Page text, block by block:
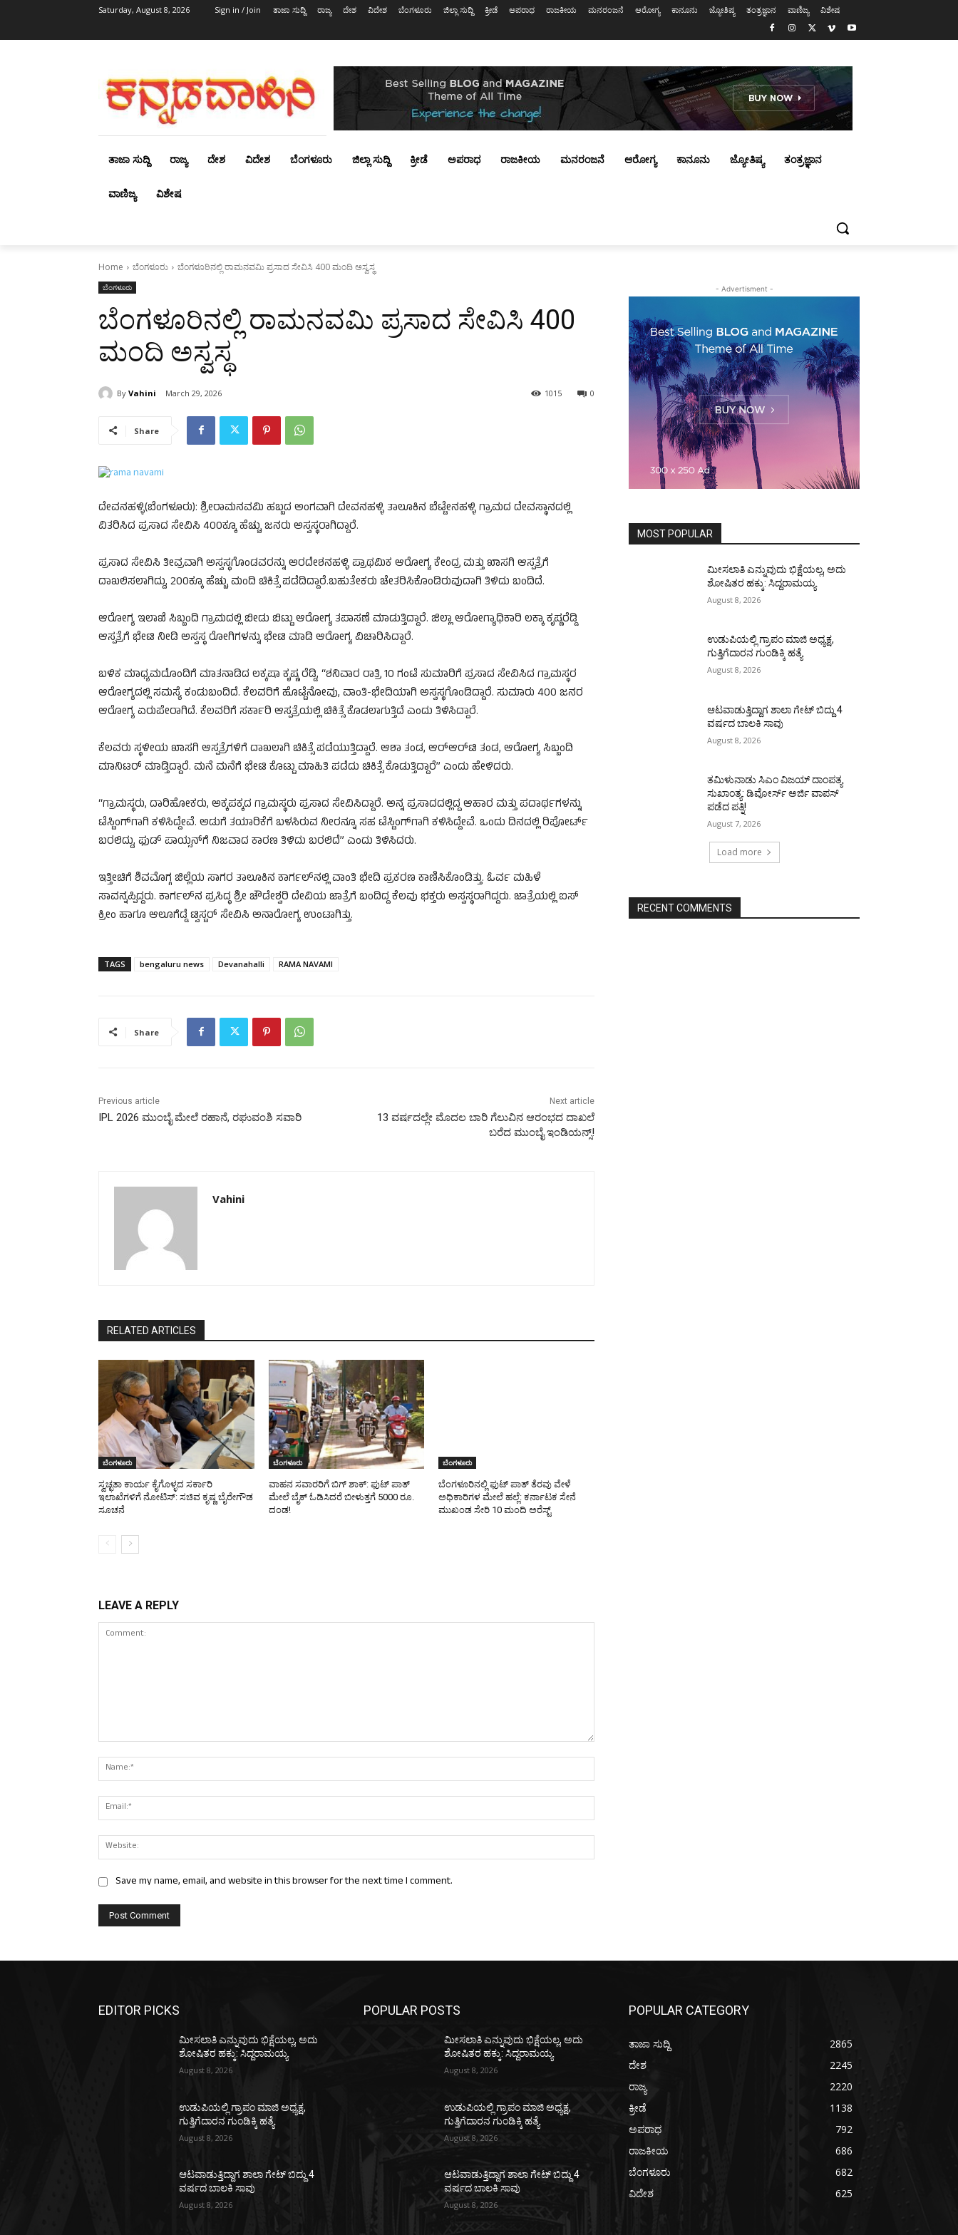
Saturday, August 8, 2026 Sign in / Join ತಾಜಾ ಸುದ್ದಿ ರಾಜ್ಯ ದೇಶ ವಿದೇಶ ಬೆಂಗಳೂರು ಜಿಲ್ಲಾ ಸುದ್ದಿ ಕ್ರೀಡೆ ಅಪರಾಧ ರಾಜಕೀಯ ಮನರಂಜನೆ ಆರೋಗ್ಯ ಕಾನೂನು ಜ್ಯೋತಿಷ್ಯ ತಂತ್ರಜ್ಞಾನ ವಾಣಿಜ್ಯ ವಿಶೇಷ
ತಾಜಾ ಸುದ್ದಿ ರಾಜ್ಯ ದೇಶ ವಿದೇಶ ಬೆಂಗಳೂರು ಜಿಲ್ಲಾ ಸುದ್ದಿ ಕ್ರೀಡೆ ಅಪರಾಧ ರಾಜಕೀಯ ಮನರಂಜನೆ ಆರೋಗ್ಯ ಕಾನೂನು ಜ್ಯೋತಿಷ್ಯ ತಂತ್ರಜ್ಞಾನ
ವಾಣಿಜ್ಯ ವಿಶೇಷ
Home ಬೆಂಗಳೂರು ಬೆಂಗಳೂರಿನಲ್ಲಿ ರಾಮನವಮಿ ಪ್ರಸಾದ ಸೇವಿಸಿ 400 ಮಂದಿ ಅಸ್ವಸ್ಥ
ಬೆಂಗಳೂರು
ಬೆಂಗಳೂರಿನಲ್ಲಿ ರಾಮನವಮಿ ಪ್ರಸಾದ ಸೇವಿಸಿ 400
ಮಂದಿ ಅಸ್ವಸ್ಥ
By Vahini March 29, 2026 0
1015
Share
ದೇವನಹಳ್ಳಿ(ಬೆಂಗಳೂರು): ಶ್ರೀರಾಮನವಮಿ ಹಬ್ಬದ ಅಂಗವಾಗಿ ದೇವನಹಳ್ಳಿ ತಾಲೂಕಿನ ಬೆಟ್ಟೇನಹಳ್ಳಿ ಗ್ರಾಮದ ದೇವಸ್ಥಾನದಲ್ಲಿ
ವಿತರಿಸಿದ ಪ್ರಸಾದ ಸೇವಿಸಿ 400ಕ್ಕೂ ಹೆಚ್ಚು ಜನರು ಅಸ್ವಸ್ಥರಾಗಿದ್ದಾರೆ.
ಪ್ರಸಾದ ಸೇವಿಸಿ ತೀವ್ರವಾಗಿ ಅಸ್ವಸ್ಥಗೊಂಡವರನ್ನು ಅರದೇಶನಹಳ್ಳಿ ಪ್ರಾಥಮಿಕ ಆರೋಗ್ಯ ಕೇಂದ್ರ ಮತ್ತು ಖಾಸಗಿ ಆಸ್ಪತ್ರೆಗೆ
ದಾಖಲಿಸಲಾಗಿದ್ದು, 200ಕ್ಕೂ ಹೆಚ್ಚು ಮಂದಿ ಚಿಕಿತ್ಸೆ ಪಡೆದಿದ್ದಾರೆ.ಬಹುತೇಕರು ಚೇತರಿಸಿಕೊಂಡಿರುವುದಾಗಿ ತಿಳಿದು ಬಂದಿದೆ.
ಆರೋಗ್ಯ ಇಲಾಖೆ ಸಿಬ್ಬಂದಿ ಗ್ರಾಮದಲ್ಲಿ ಬೀಡು ಬಿಟ್ಟು ಆರೋಗ್ಯ ತಪಾಸಣೆ ಮಾಡುತ್ತಿದ್ದಾರೆ. ಜಿಲ್ಲಾ ಆರೋಗ್ಯಾಧಿಕಾರಿ ಲಕ್ಕಾ ಕೃಷ್ಣರೆಡ್ಡಿ
ಆಸ್ಪತ್ರೆಗೆ ಭೇಟಿ ನೀಡಿ ಅಸ್ವಸ್ಥ ರೋಗಿಗಳನ್ನು ಭೇಟಿ ಮಾಡಿ ಆರೋಗ್ಯ ವಿಚಾರಿಸಿದ್ದಾರೆ.
ಬಳಿಕ ಮಾಧ್ಯಮದೊಂದಿಗೆ ಮಾತನಾಡಿದ ಲಕ್ಕಷಾ ಕೃಷ್ಣ ರೆಡ್ಡಿ, “ಶನಿವಾರ ರಾತ್ರಿ 10 ಗಂಟೆ ಸುಮಾರಿಗೆ ಪ್ರಸಾದ ಸೇವಿಸಿದ ಗ್ರಾಮಸ್ಥರ
ಆರೋಗ್ಯದಲ್ಲಿ ಸಮಸ್ಯೆ ಕಂಡುಬಂದಿದೆ. ಕೆಲವರಿಗೆ ಹೊಟ್ಟೆನೋವು, ವಾಂತಿ-ಭೇದಿಯಾಗಿ ಅಸ್ವಸ್ಥಗೊಂಡಿದ್ದಾರೆ. ಸುಮಾರು 400 ಜನರ
ಆರೋಗ್ಯ ಏರುಪೇರಾಗಿದೆ. ಕೆಲವರಿಗೆ ಸರ್ಕಾರಿ ಆಸ್ಪತ್ರೆಯಲ್ಲಿ ಚಿಕಿತ್ಸೆ ಕೊಡಲಾಗುತ್ತಿದೆ ಎಂದು ತಿಳಿಸಿದ್ದಾರೆ.
ಕೆಲವರು ಸ್ಥಳೀಯ ಖಾಸಗಿ ಆಸ್ಪತ್ರೆಗಳಿಗೆ ದಾಖಲಾಗಿ ಚಿಕಿತ್ಸೆ ಪಡೆಯುತ್ತಿದ್ದಾರೆ. ಆಶಾ ತಂಡ, ಆರ್​ಆರ್​ಟಿ ತಂಡ, ಆರೋಗ್ಯ ಸಿಬ್ಬಂದಿ
ಮಾನಿಟರ್ ಮಾಡ್ತಿದ್ದಾರೆ. ಮನೆ ಮನೆಗೆ ಭೇಟಿ ಕೊಟ್ಟು ಮಾಹಿತಿ ಪಡೆದು ಚಿಕಿತ್ಸೆ ಕೊಡುತ್ತಿದ್ದಾರೆ” ಎಂದು ಹೇಳಿದರು.
“ಗ್ರಾಮಸ್ಥರು, ದಾರಿಹೋಕರು, ಅಕ್ಕಪಕ್ಕದ ಗ್ರಾಮಸ್ಥರು ಪ್ರಸಾದ ಸೇವಿಸಿದ್ದಾರೆ. ಅನ್ನ ಪ್ರಸಾದದಲ್ಲಿದ್ದ ಆಹಾರ ಮತ್ತು ಪದಾರ್ಥಗಳನ್ನು
ಟೆಸ್ಟಿಂಗ್​ಗಾಗಿ ಕಳಿಸಿದ್ದೇವೆ. ಅಡುಗೆ ತಯಾರಿಕೆಗೆ ಬಳಸಿರುವ ನೀರನ್ನೂ ಸಹ ಟೆಸ್ಟಿಂಗ್​ಗಾಗಿ ಕಳಿಸಿದ್ದೇವೆ. ಒಂದು ದಿನದಲ್ಲಿ ರಿಪೋರ್ಟ್
ಬರಲಿದ್ದು, ಫುಡ್ ಪಾಯ್ಸನ್‌ಗೆ ನಿಜವಾದ ಕಾರಣ ತಿಳಿದು ಬರಲಿದೆ” ಎಂದು ತಿಳಿಸಿದರು.
ಇತ್ತೀಚಿಗೆ ಶಿವಮೊಗ್ಗ ಜಿಲ್ಲೆಯ ಸಾಗರ ತಾಲೂಕಿನ ಕಾರ್ಗಲ್​ನಲ್ಲಿ ವಾಂತಿ ಭೇದಿ ಪ್ರಕರಣ ಕಾಣಿಸಿಕೊಂಡಿತ್ತು. ಓರ್ವ ಮಹಿಳೆ
ಸಾವನ್ನಪ್ಪಿದ್ದರು. ಕಾರ್ಗಲ್​ನ ಪ್ರಸಿದ್ಧ ಶ್ರೀ ಚೌಡೇಶ್ವರಿ ದೇವಿಯ ಜಾತ್ರೆಗೆ ಬಂದಿದ್ದ ಕೆಲವು ಭಕ್ತರು ಅಸ್ವಸ್ಥರಾಗಿದ್ದರು. ಜಾತ್ರೆಯಲ್ಲಿ ಐಸ್​
ಕ್ರೀಂ ಹಾಗೂ ಆಲೂಗೆಡ್ಡೆ ಟ್ವಿಸ್ಟರ್​ ಸೇವಿಸಿ ಅನಾರೋಗ್ಯ ಉಂಟಾಗಿತ್ತು.
TAGS bengaluru news Devanahalli RAMA NAVAMI
Share
Previous article
IPL 2026 ಮುಂಬೈ ಮೇಲೆ ರಹಾನೆ, ರಘುವಂಶಿ ಸವಾರಿ
Next article
13 ವರ್ಷದಲ್ಲೇ ಮೊದಲ ಬಾರಿ ಗೆಲುವಿನ ಆರಂಭದ ದಾಖಲೆ
ಬರೆದ ಮುಂಬೈ ಇಂಡಿಯನ್ಸ್!
Vahini
RELATED ARTICLES
ಬೆಂಗಳೂರು
ಸ್ವಚ್ಛತಾ ಕಾರ್ಯ ಕೈಗೊಳ್ಳದ ಸರ್ಕಾರಿ
ಇಲಾಖೆಗಳಿಗೆ ನೋಟಿಸ್: ಸಚಿವ ಕೃಷ್ಣ ಬೈರೇಗೌಡ
ಸೂಚನೆ
ಬೆಂಗಳೂರು
ವಾಹನ ಸವಾರರಿಗೆ ಬಿಗ್ ಶಾಕ್: ಫುಟ್ ಪಾತ್
ಮೇಲೆ ಬೈಕ್ ಓಡಿಸಿದರೆ ಬೀಳುತ್ತಗೆ 5000 ರೂ.
ದಂಡ!
ಬೆಂಗಳೂರು
ಬೆಂಗಳೂರಿನಲ್ಲಿ ಫುಟ್ ಪಾತ್ ತೆರವು ವೇಳೆ
ಅಧಿಕಾರಿಗಳ ಮೇಲೆ ಹಲ್ಲೆ: ಕರ್ನಾಟಕ ಸೇನೆ
ಮುಖಂಡ ಸೇರಿ 10 ಮಂದಿ ಅರೆಸ್ಟ್
LEAVE A REPLY
Save my name, email, and website in this browser for the next time I comment.
- Advertisment -
MOST POPULAR
ಮೀಸಲಾತಿ ಎನ್ನುವುದು ಭಿಕ್ಷೆಯಲ್ಲ, ಅದು
ಶೋಷಿತರ ಹಕ್ಕು: ಸಿದ್ದರಾಮಯ್ಯ
August 8, 2026
ಉಡುಪಿಯಲ್ಲಿ ಗ್ರಾಪಂ ಮಾಜಿ ಅಧ್ಯಕ್ಷ,
ಗುತ್ತಿಗೆದಾರನ ಗುಂಡಿಕ್ಕಿ ಹತ್ಯೆ
August 8, 2026
ಆಟವಾಡುತ್ತಿದ್ದಾಗ ಶಾಲಾ ಗೇಟ್‌ ಬಿದ್ದು 4
ವರ್ಷದ ಬಾಲಕಿ ಸಾವು
August 8, 2026
ತಮಿಳುನಾಡು ಸಿಎಂ ವಿಜಯ್‌ ದಾಂಪತ್ಯ
ಸುಖಾಂತ್ಯ: ಡಿವೋರ್ಸ್‌ ಅರ್ಜಿ ವಾಪಸ್‌
ಪಡೆದ ಪತ್ನಿ!
August 7, 2026
Load more
RECENT COMMENTS
EDITOR PICKS
ಮೀಸಲಾತಿ ಎನ್ನುವುದು ಭಿಕ್ಷೆಯಲ್ಲ, ಅದು
ಶೋಷಿತರ ಹಕ್ಕು: ಸಿದ್ದರಾಮಯ್ಯ
August 8, 2026
ಉಡುಪಿಯಲ್ಲಿ ಗ್ರಾಪಂ ಮಾಜಿ ಅಧ್ಯಕ್ಷ,
ಗುತ್ತಿಗೆದಾರನ ಗುಂಡಿಕ್ಕಿ ಹತ್ಯೆ
August 8, 2026
ಆಟವಾಡುತ್ತಿದ್ದಾಗ ಶಾಲಾ ಗೇಟ್‌ ಬಿದ್ದು 4
ವರ್ಷದ ಬಾಲಕಿ ಸಾವು
August 8, 2026
POPULAR POSTS
ಮೀಸಲಾತಿ ಎನ್ನುವುದು ಭಿಕ್ಷೆಯಲ್ಲ, ಅದು
ಶೋಷಿತರ ಹಕ್ಕು: ಸಿದ್ದರಾಮಯ್ಯ
August 8, 2026
ಉಡುಪಿಯಲ್ಲಿ ಗ್ರಾಪಂ ಮಾಜಿ ಅಧ್ಯಕ್ಷ,
ಗುತ್ತಿಗೆದಾರನ ಗುಂಡಿಕ್ಕಿ ಹತ್ಯೆ
August 8, 2026
ಆಟವಾಡುತ್ತಿದ್ದಾಗ ಶಾಲಾ ಗೇಟ್‌ ಬಿದ್ದು 4
ವರ್ಷದ ಬಾಲಕಿ ಸಾವು
August 8, 2026
POPULAR CATEGORY
ತಾಜಾ ಸುದ್ದಿ
2865
ದೇಶ
2245
ರಾಜ್ಯ
2220
ಕ್ರೀಡೆ
1138
ಅಪರಾಧ
792
ರಾಜಕೀಯ
686
ಬೆಂಗಳೂರು
682
ವಿದೇಶ
625